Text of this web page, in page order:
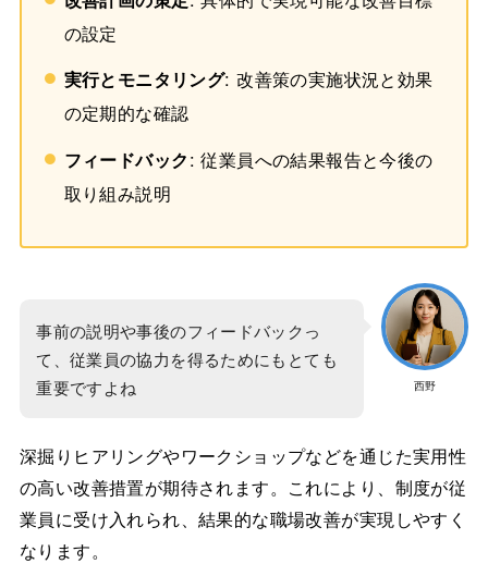
の設定
実行とモニタリング: 改善策の実施状況と効果
の定期的な確認
フィードバック: 従業員への結果報告と今後の
取り組み説明
西野
事前の説明や事後のフィードバックっ
て、従業員の協力を得るためにもとても
重要ですよね
深掘りヒアリングやワークショップなどを通じた実用性
の高い改善措置が期待されます。これにより、制度が従
業員に受け入れられ、結果的な職場改善が実現しやすく
なります。